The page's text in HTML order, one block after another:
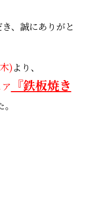
、誠にありがと
)より、
『鉄板焼き